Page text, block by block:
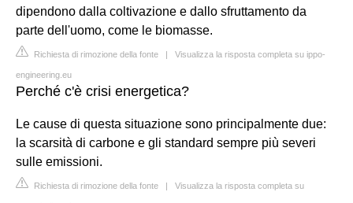
dipendono dalla coltivazione e dallo sfruttamento da
parte dell'uomo, come le biomasse.
Richiesta di rimozione della fonte | Visualizza la risposta completa su ippo-
engineering.eu
Perché c'è crisi energetica?
Le cause di questa situazione sono principalmente due:
la scarsità di carbone e gli standard sempre più severi
sulle emissioni.
Richiesta di rimozione della fonte | Visualizza la risposta completa su